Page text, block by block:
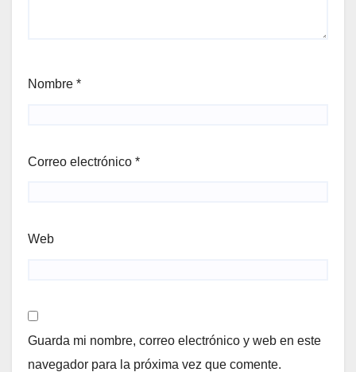
Nombre *
Correo electrónico *
Web
Guarda mi nombre, correo electrónico y web en este
navegador para la próxima vez que comente.